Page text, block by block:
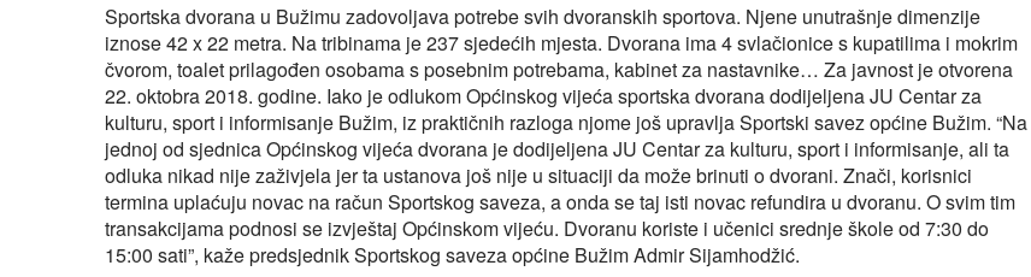
Sportska dvorana u Bužimu zadovoljava potrebe svih dvoranskih sportova. Njene unutrašnje dimenzije
iznose 42 x 22 metra. Na tribinama je 237 sjedećih mjesta. Dvorana ima 4 svlačionice s kupatilima i mokrim
čvorom, toalet prilagođen osobama s posebnim potrebama, kabinet za nastavnike… Za javnost je otvorena
22. oktobra 2018. godine. Iako je odlukom Općinskog vijeća sportska dvorana dodijeljena JU Centar za
kulturu, sport i informisanje Bužim, iz praktičnih razloga njome još upravlja Sportski savez općine Bužim. “Na
jednoj od sjednica Općinskog vijeća dvorana je dodijeljena JU Centar za kulturu, sport i informisanje, ali ta
odluka nikad nije zaživjela jer ta ustanova još nije u situaciji da može brinuti o dvorani. Znači, korisnici
termina uplaćuju novac na račun Sportskog saveza, a onda se taj isti novac refundira u dvoranu. O svim tim
transakcijama podnosi se izvještaj Općinskom vijeću. Dvoranu koriste i učenici srednje škole od 7:30 do
15:00 sati”, kaže predsjednik Sportskog saveza općine Bužim Admir Sijamhodžić.